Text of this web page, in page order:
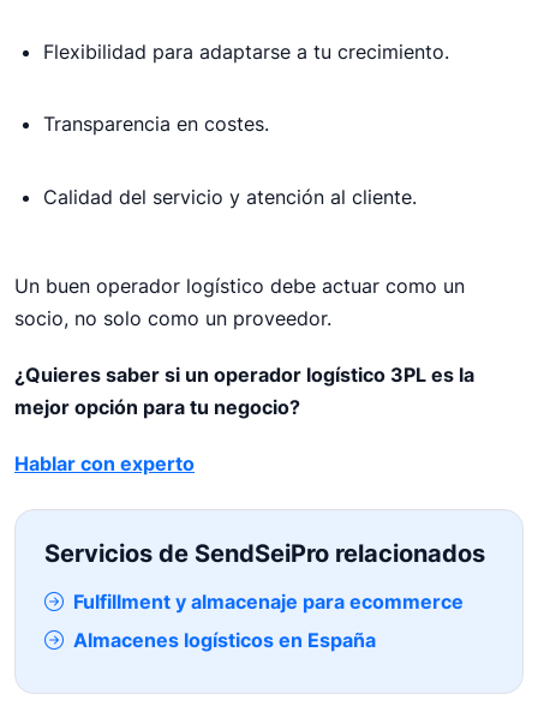
Flexibilidad para adaptarse a tu crecimiento.
Transparencia en costes.
Calidad del servicio y atención al cliente.
Un buen operador logístico debe actuar como un
socio, no solo como un proveedor.
¿Quieres saber si un operador logístico 3PL es la
mejor opción para tu negocio?
Hablar con experto
Servicios de SendSeiPro relacionados
Fulfillment y almacenaje para ecommerce
Almacenes logísticos en España